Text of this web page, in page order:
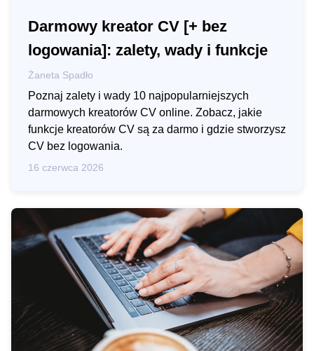
Darmowy kreator CV [+ bez
logowania]: zalety, wady i funkcje
Żaneta Spadło
Poznaj zalety i wady 10 najpopularniejszych
darmowych kreatorów CV online. Zobacz, jakie
funkcje kreatorów CV są za darmo i gdzie stworzysz
CV bez logowania.
16 czerwca 2026